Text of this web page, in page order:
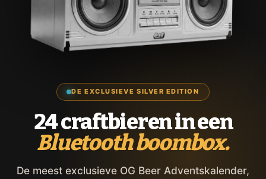
DE EXCLUSIEVE SILVER EDITION
24 craftbieren in een
Bluetooth boombox.
De meest exclusieve OG Beer Adventskalender,